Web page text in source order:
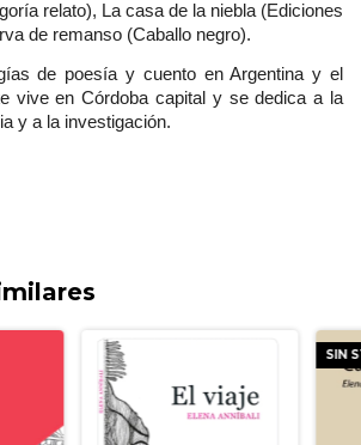
relato), La casa de la niebla (Ediciones
de remanso (Caballo negro).
de poesía y cuento en Argentina y el
vive en Córdoba capital y se dedica a la
y a la investigación.
SIN